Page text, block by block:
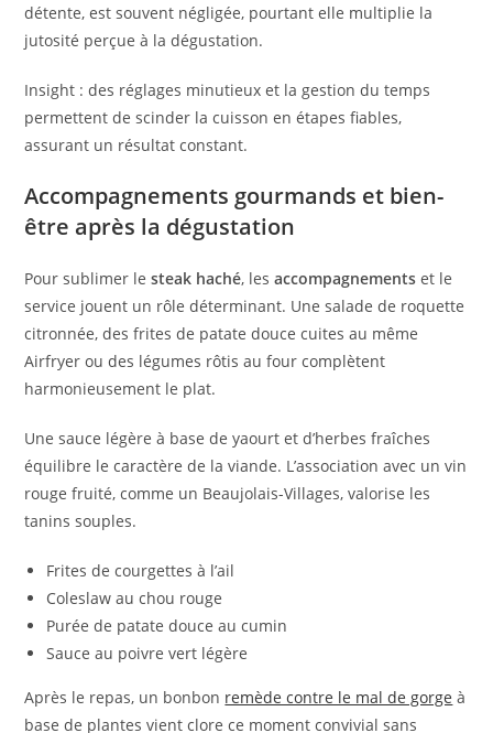
détente, est souvent négligée, pourtant elle multiplie la
jutosité perçue à la dégustation.
Insight : des réglages minutieux et la gestion du temps
permettent de scinder la cuisson en étapes fiables,
assurant un résultat constant.
Accompagnements gourmands et bien-
être après la dégustation
Pour sublimer lesteak haché, lesaccompagnements et le
service jouent un rôle déterminant. Une salade de roquette
citronnée, des frites de patate douce cuites au même
Airfryer ou des légumes rôtis au four complètent
harmonieusement le plat.
Une sauce légère à base de yaourt et d’herbes fraîches
équilibre le caractère de la viande. L’association avec un vin
rouge fruité, comme un Beaujolais-Villages, valorise les
tanins souples.
Frites de courgettes à l’ail
Coleslaw au chou rouge
Purée de patate douce au cumin
Sauce au poivre vert légère
Après le repas, un bonbon remède contre le mal de gorge à
base de plantes vient clore ce moment convivial sans